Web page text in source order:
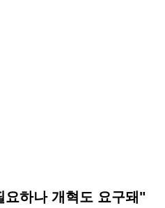
하나 개혁도 요구돼"